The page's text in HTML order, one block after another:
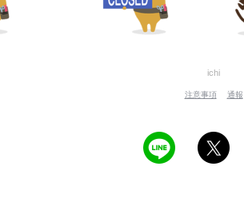
ichi
注意事項 通報